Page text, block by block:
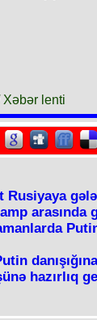
Xəbər lenti
Rusiyaya
arasında
hazırlıq